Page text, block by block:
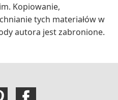
Kopiowanie,
tych materiałów w
autora jest zabronione.